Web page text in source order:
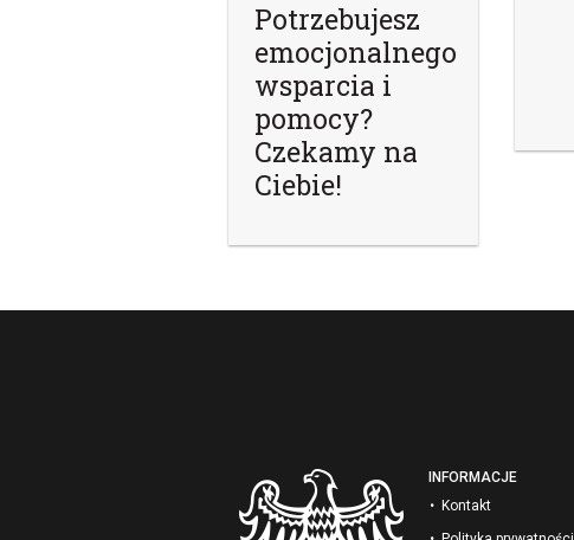
Potrzebujesz
emocjonalnego
wsparcia i
pomocy?
Czekamy na
Ciebie!
INFORMACJE
Kontakt